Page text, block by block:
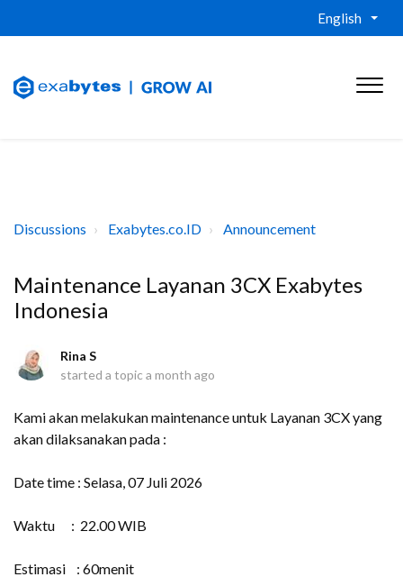
English
Discussions Exabytes.co.ID Announcement
Maintenance Layanan 3CX Exabytes
Indonesia
Rina S
started a topic a month ago
Kami akan melakukan maintenance untuk Layanan 3CX yang
akan dilaksanakan pada :
Date time : Selasa, 07 Juli 2026
Waktu : 22.00 WIB
Estimasi : 60menit